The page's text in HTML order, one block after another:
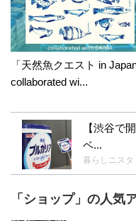
「天然魚クエスト in
collaborated wi...
【渋谷で
ベ...
暮らしニスタ
「ショップ」の人気